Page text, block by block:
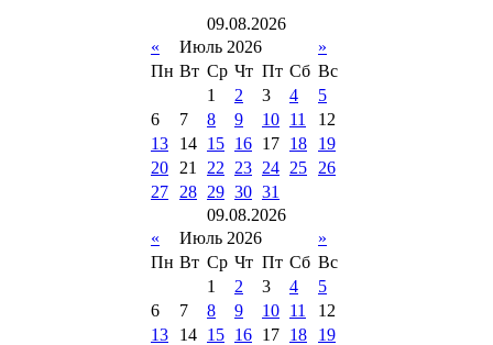
09.08.2026
«
Июль 2026
»
Пн Вт Ср Чт Пт Сб Вс
1
2 3 4
5
6
7 8 9 10 11
12
13
14 15 16 17 18
19
20
21 22 23 24 25
26
27
28 29 30 31
09.08.2026
«
Июль 2026
»
Пн Вт Ср Чт Пт Сб Вс
1
2 3 4
5
6
7 8 9 10 11
12
13
14 15 16 17 18
19